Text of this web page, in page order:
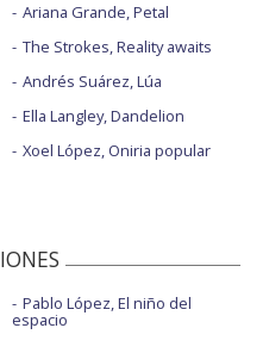
Ariana Grande, Petal
The Strokes, Reality awaits
Andrés Suárez, Lúa
Ella Langley, Dandelion
Xoel López, Oniria popular
Pablo López, El niño del
espacio